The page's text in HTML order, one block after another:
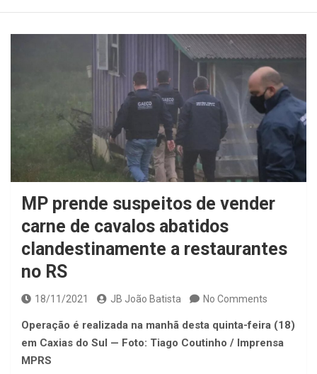
MP prende suspeitos de vender
carne de cavalos abatidos
clandestinamente a restaurantes
no RS
18/11/2021 JB João Batista No Comments
Operação é realizada na manhã desta quinta-feira (18)
em Caxias do Sul — Foto: Tiago Coutinho / Imprensa
MPRS